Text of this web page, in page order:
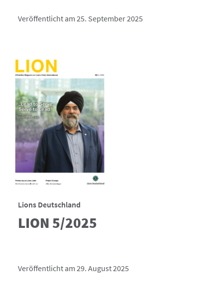
Veröffentlicht am 25. September 2025
Lions Deutschland
LION 5/2025
Veröffentlicht am 29. August 2025